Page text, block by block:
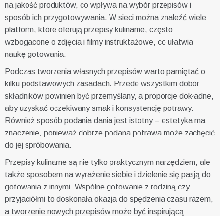
na jakość produktów, co wpływa na wybór przepisów i
sposób ich przygotowywania. W sieci można znaleźć wiele
platform, które oferują przepisy kulinarne, często
wzbogacone o zdjęcia i filmy instruktażowe, co ułatwia
naukę gotowania.
Podczas tworzenia własnych przepisów warto pamiętać o
kilku podstawowych zasadach. Przede wszystkim dobór
składników powinien być przemyślany, a proporcje dokładne,
aby uzyskać oczekiwany smak i konsystencję potrawy.
Również sposób podania dania jest istotny – estetyka ma
znaczenie, ponieważ dobrze podana potrawa może zachęcić
do jej spróbowania.
Przepisy kulinarne są nie tylko praktycznym narzędziem, ale
także sposobem na wyrażenie siebie i dzielenie się pasją do
gotowania z innymi. Wspólne gotowanie z rodziną czy
przyjaciółmi to doskonała okazja do spędzenia czasu razem,
a tworzenie nowych przepisów może być inspirującą